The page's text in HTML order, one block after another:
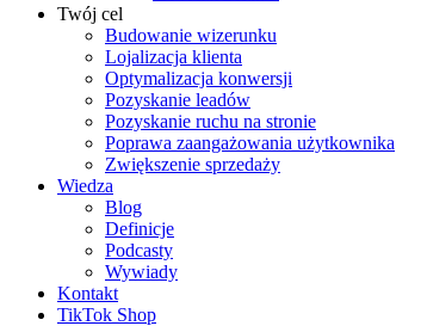
Twój cel
Budowanie wizerunku
Lojalizacja klienta
Optymalizacja konwersji
Pozyskanie leadów
Pozyskanie ruchu na stronie
Poprawa zaangażowania użytkownika
Zwiększenie sprzedaży
Wiedza
Blog
Definicje
Podcasty
Wywiady
Kontakt
TikTok Shop